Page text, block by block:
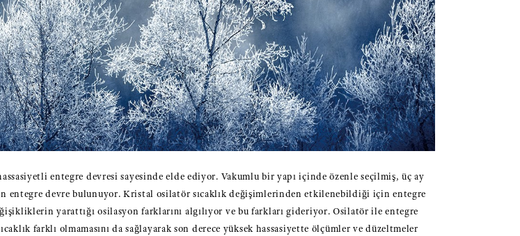
entegre devresi sayesinde elde ediyor. Vakumlu bir yapı içinde özenle seçilmiş, üç ay
entegre devre bulunuyor. Kristal osilatör sıcaklık değişimlerinden etkilenebildiği için entegre
yarattığı osilasyon farklarını algılıyor ve bu farkları gideriyor. Osilatör ile entegre
farklı olmamasını da sağlayarak son derece yüksek hassasiyette ölçümler ve düzeltmeler